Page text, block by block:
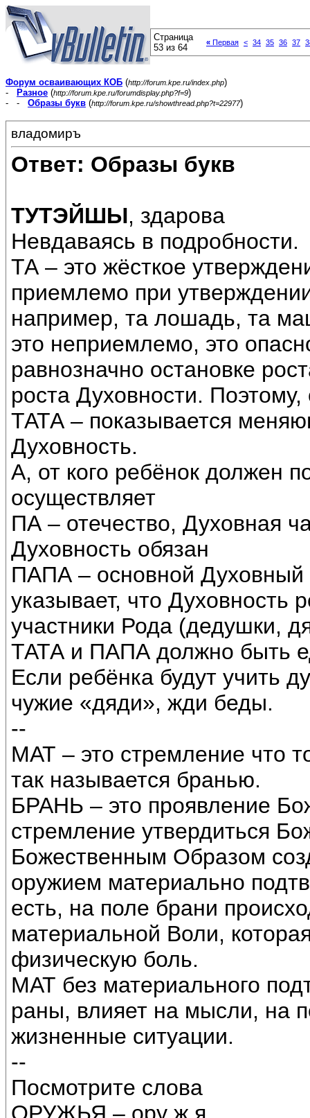
Страница
53 из 64
« Первая < 34 35 36 37
Форум осваивающих КОБ (http://forum.kpe.ru/index.php)
-
Разное (http://forum.kpe.ru/forumdisplay.php?f=9)
- - Образы букв (http://forum.kpe.ru/showthread.php?t=22977)
владомиръ
Ответ: Образы букв
ТУТЭЙШЫ, здарова
Невдаваясь в подробности.
ТА – это жёсткое
приемлемо при
например, та лошадь, та
это неприемлемо, это
равнозначно остановке
роста Духовности.
ТАТА – показывается
Духовность.
А, от кого ребёнок должен
осуществляет
ПА – отечество, Духовная
Духовность обязан
ПАПА – основной Духовный
указывает, что Духовность
участники Рода (дедушки,
ТАТА и ПАПА должно быть
Если ребёнка будут учить
чужие «дяди», жди беды.
--
МАТ – это стремление что
так называется бранью.
БРАНЬ – это проявление
стремление утвердиться
Божественным Образом
оружием материально
есть, на поле брани
материальной Воли,
физическую боль.
МАТ без материального
раны, влияет на мысли, на
жизненные ситуации.
--
Посмотрите слова